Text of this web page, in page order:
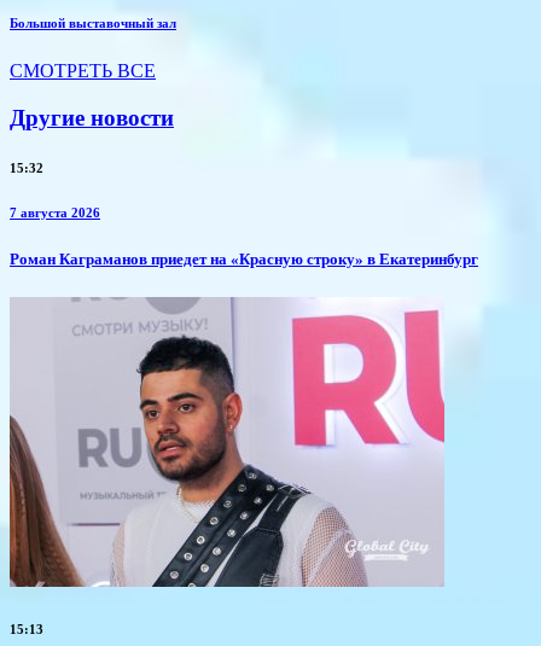
Большой выставочный зал
СМОТРЕТЬ ВСЕ
Другие новости
15:32
7 августа 2026
​Роман Каграманов приедет на «Красную строку» в Екатеринбург
15:13